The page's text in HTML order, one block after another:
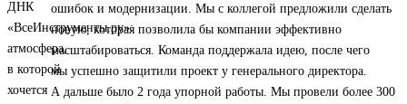
ошибок и модернизации. Мы с коллегой предложили сделать
новую, которая позволила бы компании эффективно
масштабироваться. Команда поддержала идею, после чего
мы успешно защитили проект у генерального директора.
А дальше было 2 года упорной работы. Мы провели более 300